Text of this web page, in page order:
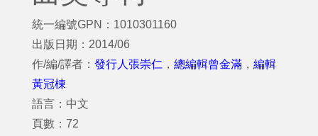
統一編號GPN：1010301160
出版日期：2014/06
作/編/譯者： 發行人張崇仁 ， 總編輯曾金滿 ， 編輯
黃冠棟
語言：中文
頁數：72